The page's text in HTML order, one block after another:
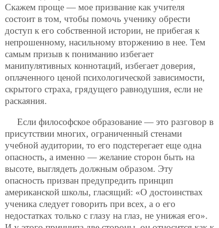
Скажем проще — мое призвание как учителя
состоит в том, чтобы помочь ученику обрести
доступ к его собственной истории, не прибегая к
непрошенному, насильному вторжению в нее. Тем
самым призыв к пониманию избегает
манипулятивных коннотаций, избегает доверия,
оплаченного ценой психологической зависимости,
скрытого страха, грядущего равнодушия, если не
раскаяния.
Если философское образование — это разговор в
присутствии многих, ограниченный стенами
учебной аудитории, то его подстерегает еще одна
опасность, а именно — желание сторон быть на
высоте, выглядеть должным образом. Эту
опасность призван предупредить принцип
американской школы, гласящий: «О достоинствах
ученика следует говорить при всех, а о его
недостатках только с глазу на глаз, не унижая его».